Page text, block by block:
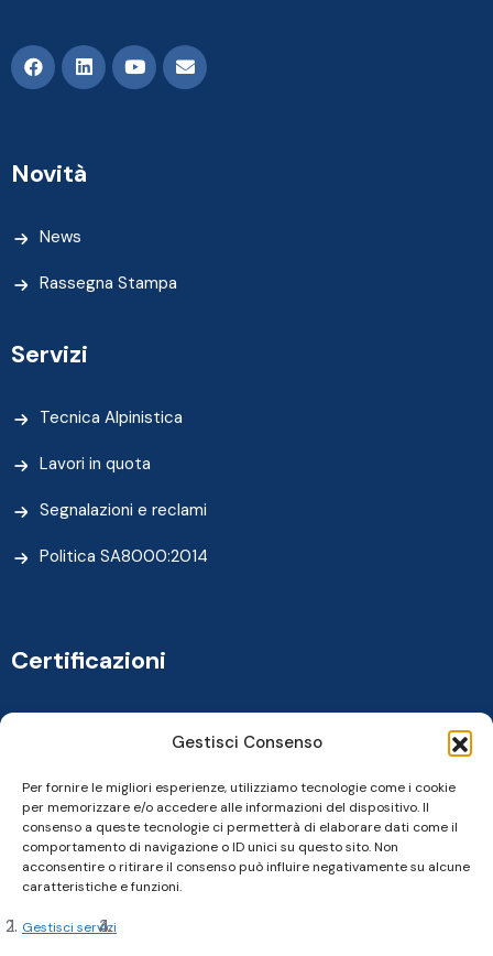
Gestisci Consenso
Per fornire le migliori esperienze, utilizziamo tecnologie come i cookie
per memorizzare e/o accedere alle informazioni del dispositivo. Il
consenso a queste tecnologie ci permetterà di elaborare dati come il
comportamento di navigazione o ID unici su questo sito. Non
acconsentire o ritirare il consenso può influire negativamente su alcune
caratteristiche e funzioni.
Gestisci servizi
Novità
News
Rassegna Stampa
Servizi
Tecnica Alpinistica
Lavori in quota
Segnalazioni e reclami
Politica SA8000:2014
Certificazioni